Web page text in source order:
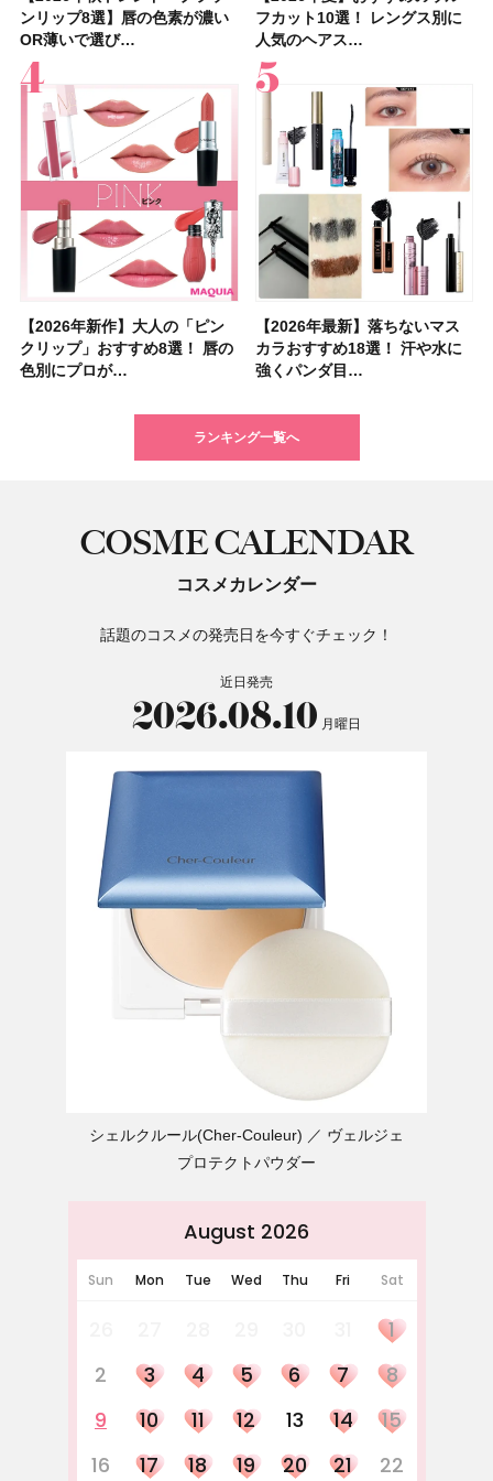
ンリップ8選】唇の色素が濃い
OR薄いで選び…
フカット10選！ レングス別に
人気のヘアス…
【2026年新作】大人の「ピン
クリップ」おすすめ8選！ 唇の
色別にプロが…
【2026年最新】落ちないマス
カラおすすめ18選！ 汗や水に
強くパンダ目…
「ブライトニング」11選！ ス
キンケアからサプ…
スメ５選】大人になって開眼し
たからこそ愛が深…
【クリスマスコフレ2026】ク
リニークのホリデーコフレを一
挙紹介！ 人気…
【2026夏】「大人のニキビケ
ア」ランキングTOP5！＜マキ
アビューティ…
ンリップ8選】唇の色素が濃い
OR薄いで選び…
クリップ」おすすめ8選！ 唇の
色別にプロが…
【2026年最新】落ちないマス
カラおすすめ18選！ 汗や水に
強くパンダ目…
シャネルの新作リップ「ルージ
ュ ココ イドゥラ グロス」全15
色スウォッ…
めUVのおすすめ20選！ この夏
注目の人気…
HACCIのホリデーギフトが豪華
すぎると話題…
【石井美保さん・50歳のボディ
ケア愛用品16選】首・手・バス
トのパーツケ…
【ニベア】美容液リップクリー
ム＆ボディスクラブが新登場！
大人気の色付き…
選】食欲がない日にもおすす
め！ さっぱりご飯…
星来さんは5年間1日1万歩を継
続！ 歩くとき…
【石井美保さんのおすすめお菓
子＆お茶10選】手土産にもぴっ
たり
【40代以上におすすめのプロテ
イン10選】美と健康に不可欠な
タンパク質を…
フカット10選！ レングス別に
人気のヘアス…
36選！ショート・ボブ・ミディ
アム・ロング…
【2026年夏】小顔に見えるボ
ブの髪型37選！ レイヤー・切
りっぱなしな…
【最新】髪のうねり・広がり・
くせ毛におすすめのシャンプー
17選
コスメ・スキンケア・ヘアケア
etc.お気に…
顔用コスメで全身ケア！「お尻
や脚も喜んでくれ…
【ILLIT（アイリット）ライブ
レポ】TOYOTA ARENA
TOKY…
【無印良品】スキンケア×衣料
素材の最強タッグで実現！ 着
るだけで保湿でき…
「ウォータリーティントリップ
」10モモピュ…
ションを全品スウォッチ&イエ
ベブルベ分け！
【ルナソルアイシャドウ】アイ
カラーレーションN新色・限定
色をイエベ・ブ…
ツヤ好きの人生チーク！エナモ
ル メロウメルティングチーク
限定〈102 ロ…
ランキング一覧へ
COSME CALENDAR
コスメカレンダー
話題のコスメの発売日を今すぐチェック！
近日発売
2026.08.10 月曜日
シェルクルール(Cher-Couleur)
ヴェルジェ
プロテクトパウダー
August 2026
Sun Mon Tue Wed Thu Fri Sat
1
2
3 4 5 6 7
8
9
10 11 12 13 14
15
16
17 18 19 20 21
22